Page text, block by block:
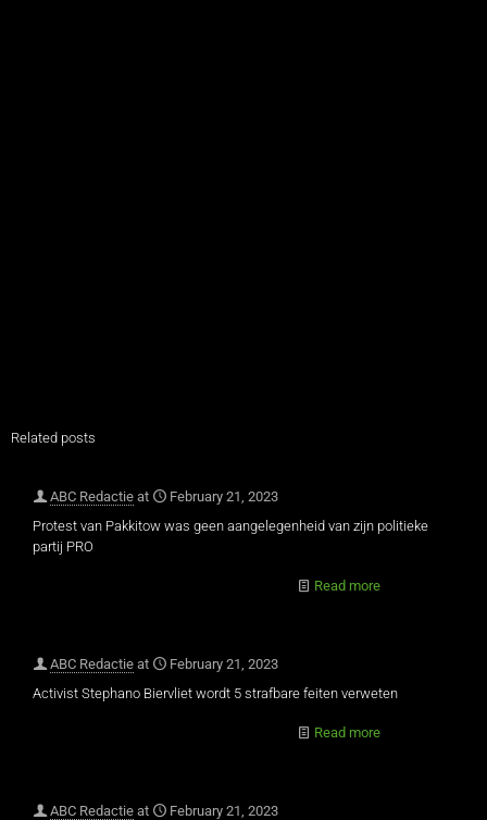
Related posts
ABC Redactie at
February 21, 2023
Protest van Pakkitow was geen aangelegenheid van zijn politieke
partij PRO
Read more
ABC Redactie at
February 21, 2023
Activist Stephano Biervliet wordt 5 strafbare feiten verweten
Read more
ABC Redactie at
February 21, 2023